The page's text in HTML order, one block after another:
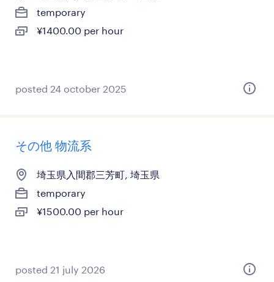
temporary
¥1400.00 per hour
posted 24 october 2025
その他 物流系
埼玉県入間郡三芳町, 埼玉県
temporary
¥1500.00 per hour
posted 21 july 2026